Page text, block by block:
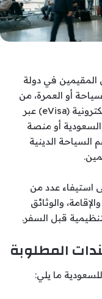
المقيمين في دولة
أو العمرة، من
خلال الحصول على التأشيرة السياحية الإلكترونية (eVisa) عبر
أو منصة
الدينية
استيفاء عدد من
والوثائق
قبل السفر.
ما يلي: